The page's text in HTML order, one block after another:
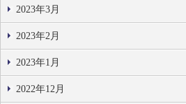
2023年3月
2023年2月
2023年1月
2022年12月